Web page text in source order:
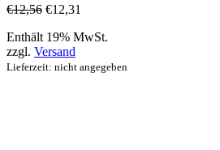
€12,56 €12,31
Enthält 19% MwSt.
zzgl. Versand
Lieferzeit: nicht angegeben